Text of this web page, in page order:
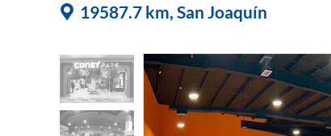
19587.7 km, San Joaquín